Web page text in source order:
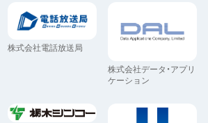
株式会社電話放送局
株式会社データ・アプリ
ケーション